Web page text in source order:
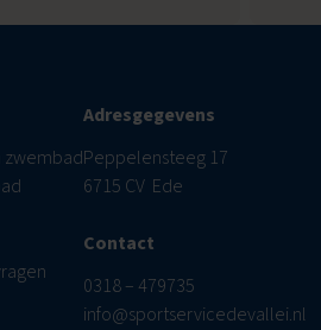
zwembad
Adresgegevens
Peppelensteeg 17
6715 CV Ede
Contact
0318 – 479735
info@sportservicedevallei.nl